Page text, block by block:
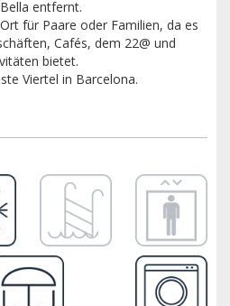
entfernt.
für Paare oder Familien, da es
Cafés, dem 22@ und
bietet.
Viertel in Barcelona.